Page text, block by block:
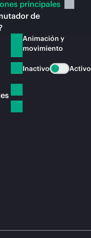
principales
de
Animación y
movimiento
Inactivo Activo